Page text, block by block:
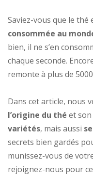
Saviez-vous que le thé
consommée au
bien, il ne s’en
chaque seconde.
remonte à plus de
Dans cet article, nous
l’origine du thé et
variétés, mais aussi
secrets bien gardés
munissez-vous de
rejoignez-nous pour